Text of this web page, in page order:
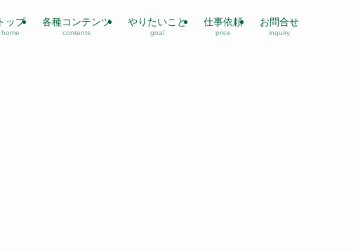
トップ
home
各種コンテンツ
contents
やりたいこと
goal
仕事依頼
price
お問合せ
inquiry